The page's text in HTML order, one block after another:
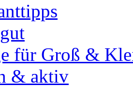
für Groß &
& aktiv